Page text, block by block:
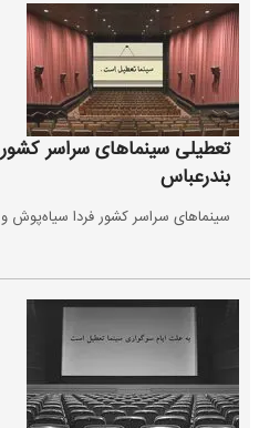
تعطیلی سینماهای سراسر
بندرعباس
سینماهای سراسر کشور فردا سیاه‌پوش